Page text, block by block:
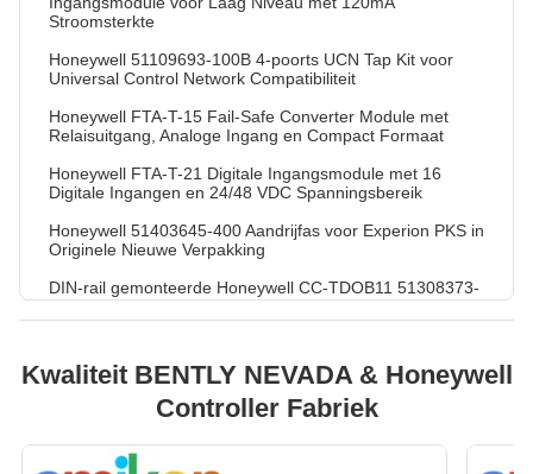
Stroomsterkte
Honeywell 51109693-100B 4-poorts UCN Tap Kit voor
Universal Control Network Compatibiliteit
Honeywell FTA-T-15 Fail-Safe Converter Module met
Relaisuitgang, Analoge Ingang en Compact Formaat
Honeywell FTA-T-21 Digitale Ingangsmodule met 16
Digitale Ingangen en 24/48 VDC Spanningsbereik
Honeywell 51403645-400 Aandrijfas voor Experion PKS in
Originele Nieuwe Verpakking
DIN-rail gemonteerde Honeywell CC-TDOB11 51308373-
175 Digitale Uitgang IOTA Module met 8/16/32 Kanalen
behuizing DIN-rail gemonteerde besturingsmodule rack
24V DC Honeywell MC-PRHM01 51404109-175 Remote
Hardened Low Level Multiplexer
Hoge Betrouwbaarheid 51403698-100 Honeywell
Kwaliteit BENTLY NEVADA & Honeywell
Controller Fabriek